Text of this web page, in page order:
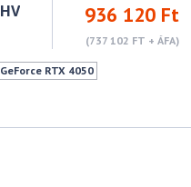
936 120 Ft
(737 102 FT + ÁFA)
GeForce RTX 4050